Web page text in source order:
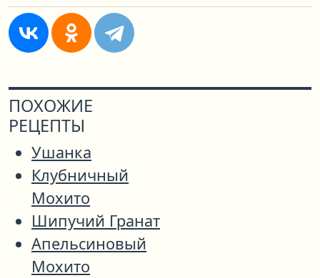
ПОХОЖИЕ
РЕЦЕПТЫ
Ушанка
Клубничный
Мохито
Шипучий Гранат
Апельсиновый
Мохито